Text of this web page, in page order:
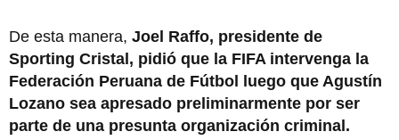
De esta manera, Joel Raffo, presidente de
Sporting Cristal, pidió que la FIFA intervenga la
Federación Peruana de Fútbol luego que Agustín
Lozano sea apresado preliminarmente por ser
parte de una presunta organización criminal.